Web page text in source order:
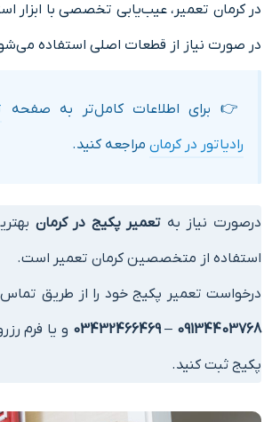
در کرمان تعمیر، عیب‌یابی تخصصی با ابزار
در صورت نیاز از قطعات اصلی استفاده
👉 برای اطلاعات کامل‌تر به صفحه
رادیاتور در کرمان مراجعه کنید.
درصورت نیاز به تعمیر پکیج در کرمان
استفاده از متخصصین کرمان تعمیر است.
درخواست تعمیر پکیج خود را از طریق
09134403768
–
03432466469 و یا فرم
پکیج ثبت کنید.